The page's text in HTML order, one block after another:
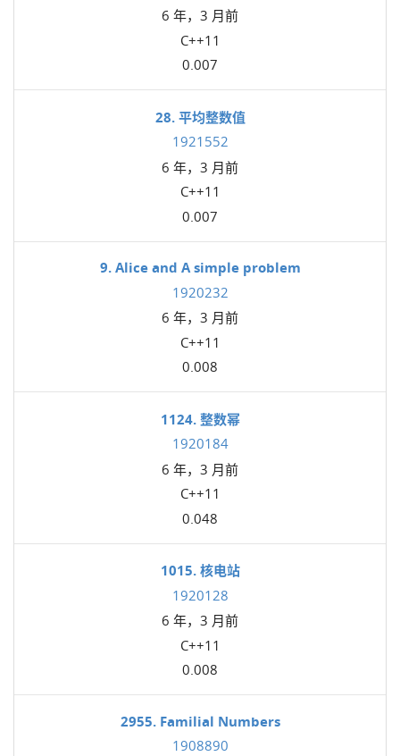
6 年，3 月前
C++11
0.007
28. 平均整数值
1921552
6 年，3 月前
C++11
0.007
9. Alice and A simple problem
1920232
6 年，3 月前
C++11
0.008
1124. 整数幂
1920184
6 年，3 月前
C++11
0.048
1015. 核电站
1920128
6 年，3 月前
C++11
0.008
2955. Familial Numbers
1908890